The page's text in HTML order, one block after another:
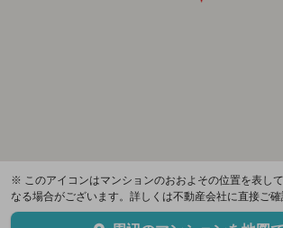
※ このアイコンはマンションのおおよその位置を表し
なる場合がございます。詳しくは不動産会社に直接ご確